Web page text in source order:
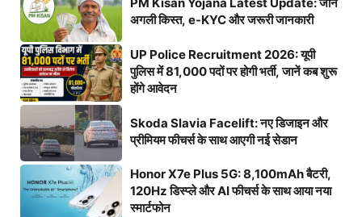
अगली किस्त, e-KYC और जरूरी जानकारी
UP Police Recruitment 2026: यूपी
पुलिस में 81,000 पदों पर होगी भर्ती, जानें कब शुरू
होंगे आवेदन
Skoda Slavia Facelift: नए डिजाइन और
प्रीमियम फीचर्स के साथ आएगी नई सेडान
Honor X7e Plus 5G: 8,100mAh बैटरी,
120Hz डिस्प्ले और AI फीचर्स के साथ आया नया
स्मार्टफोन